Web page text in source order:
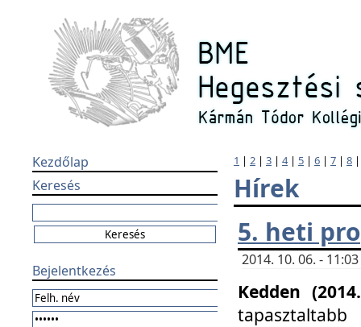
Kezdőlap
Keresés
Bejelentkezés
1 | 2 | 3 | 4| 5 | 6 | 7 | 8
Hírek
5. heti
2014. 10. 06. -
Kedden